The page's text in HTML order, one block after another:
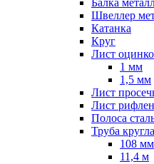
Балка
Швеллер
Катанка
Круг
Лист
1 мм
1,5 мм
Лист
Лист
Полоса
Труба
108 мм
11,4 м